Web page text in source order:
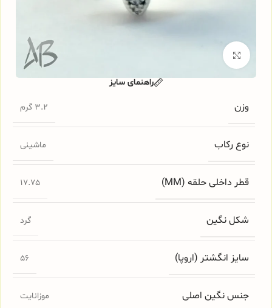
برای بزرگنمایی کلیک کنید
وزن 3.2 گرم
نوع رکاب ماشینی
قطر داخلی حلقه (MM) 17.75
شکل نگین گرد
سایز انگشتر (اروپا) 56
جنس نگین اصلی موزانایت
راهنمای سایز